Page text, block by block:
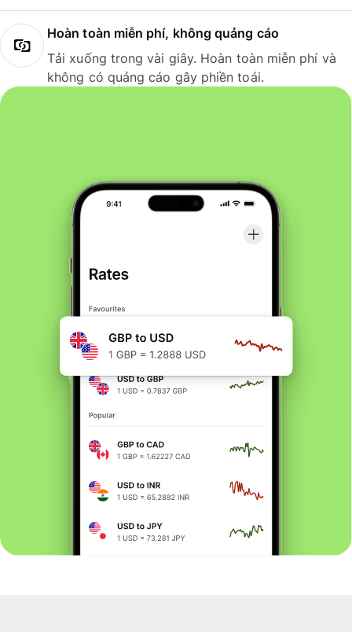
Hoàn toàn miễn phí, không quảng cáo
Tải xuống trong vài giây. Hoàn toàn miễn phí và
không có quảng cáo gây phiền toái.